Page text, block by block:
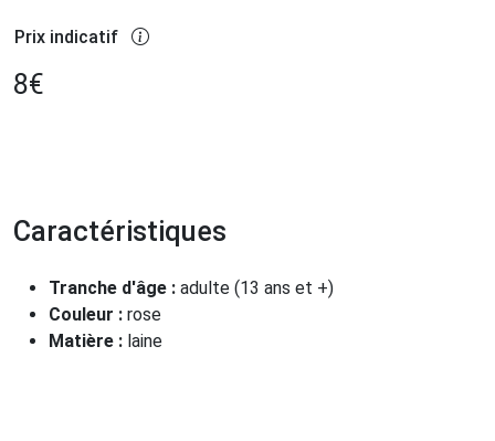
Prix indicatif
8€
Caractéristiques
Tranche d'âge : adulte (13 ans et +)
Couleur : rose
Matière : laine